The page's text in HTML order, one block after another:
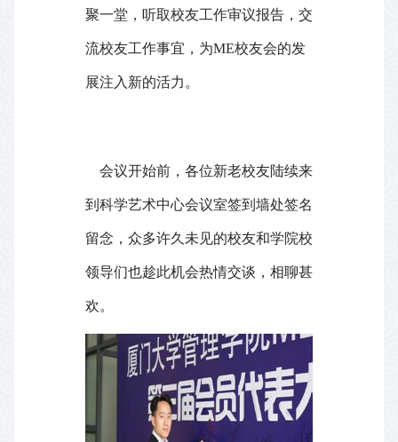
聚一堂，听取校友工作审议报告，交
流校友工作事宜，为ME校友会的发
展注入新的活力。
会议开始前，各位新老校友陆续来
到科学艺术中心会议室签到墙处签名
留念，众多许久未见的校友和学院校
领导们也趁此机会热情交谈，相聊甚
欢。